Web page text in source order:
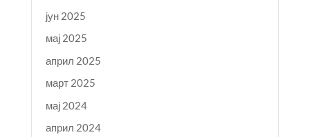
јун 2025
мај 2025
април 2025
март 2025
мај 2024
април 2024